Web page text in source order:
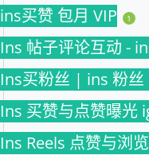
ins买赞 包月 VIP 1
Ins 帖子评论互动 -
Ins买粉丝 | ins 粉
Ins 买赞与点赞曝光
Ins Reels 点赞与浏